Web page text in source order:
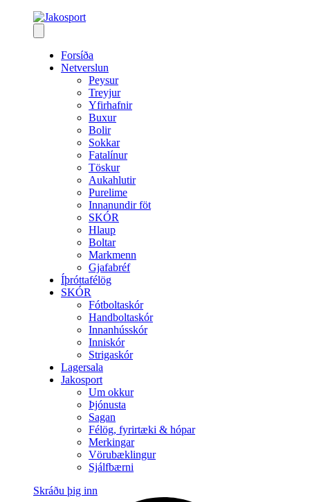
Forsíða
Netverslun
Peysur
Treyjur
Yfirhafnir
Buxur
Bolir
Sokkar
Fatalínur
Töskur
Aukahlutir
Purelime
Innanundir föt
SKÓR
Hlaup
Boltar
Markmenn
Gjafabréf
Íþróttafélög
SKÓR
Fótboltaskór
Handboltaskór
Innanhússkór
Inniskór
Strigaskór
Lagersala
Jakosport
Um okkur
Þjónusta
Sagan
Félög, fyrirtæki & hópar
Merkingar
Vörubæklingur
Sjálfbærni
Skráðu þig inn